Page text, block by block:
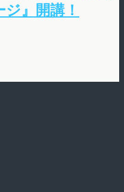
』開講！